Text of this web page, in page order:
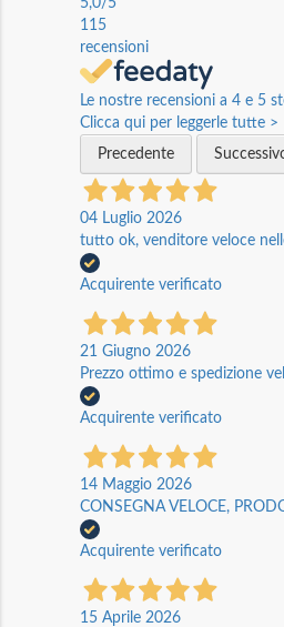
115
recensioni
Le nostre recensioni a 4 e 5
Clicca qui per leggerle tutte >
Precedente
04 Luglio 2026
tutto ok, venditore veloce
Acquirente verificato
21 Giugno 2026
Prezzo ottimo e spedizione
Acquirente verificato
14 Maggio 2026
CONSEGNA VELOCE,
Acquirente verificato
15 Aprile 2026